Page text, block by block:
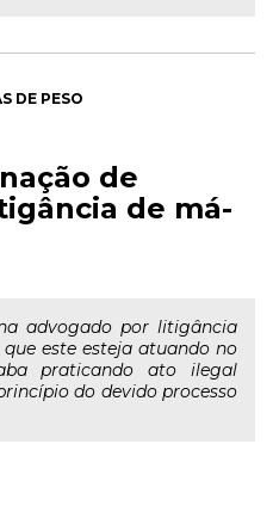
DE PESO
de
de má-
advogado por litigância
este esteja atuando no
praticando ato ilegal
do devido processo